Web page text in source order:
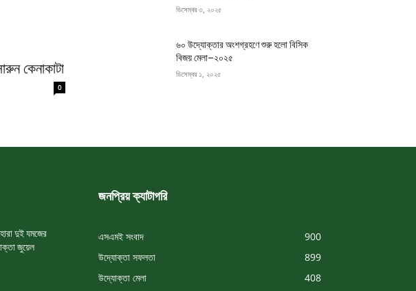
কেনাকাটা
0
ডিসেম্বর ৩, ২০২৫
৬০ উদ্যোক্তার অংশগ্রহণে শুরু হলো বিসিক
বিজয় মেলা–২০২৫
ডিসেম্বর ১, ২০২৫
দুই যমজের
জুয়েল
জনপ্রিয় ক্যাটাগরি
এসএমই সংবাদ
900
উদ্যোক্তা সফলতা
899
উদ্যোক্তা মেলা
408